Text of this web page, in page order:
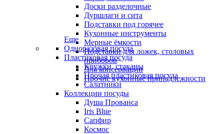
Доски разделочные
Дуршлаги и сита
Подставки под горячее
Кухонные инструменты
Мерные ёмкости
Подставки для ложек, столовых
приборов
Для консервации
Прочие кухонные принадлежности
Еще
Одноразовая посуда
Пластиковая посуда
Кружки, стаканы
Прочая пластиковая посуда
Салатники
Коллекции посуды
Душа Прованса
Iris Blue
Сапфир
Космос